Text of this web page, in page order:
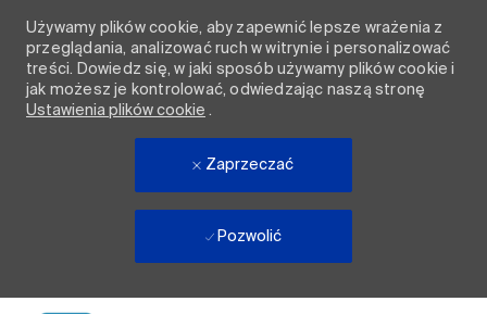
Używamy plików cookie, aby zapewnić lepsze wrażenia z
przeglądania, analizować ruch w witrynie i personalizować
treści. Dowiedz się, w jaki sposób używamy plików cookie i
jak możesz je kontrolować, odwiedzając naszą stronę
Ustawienia plików cookie .
Zaprzeczać
Pozwolić